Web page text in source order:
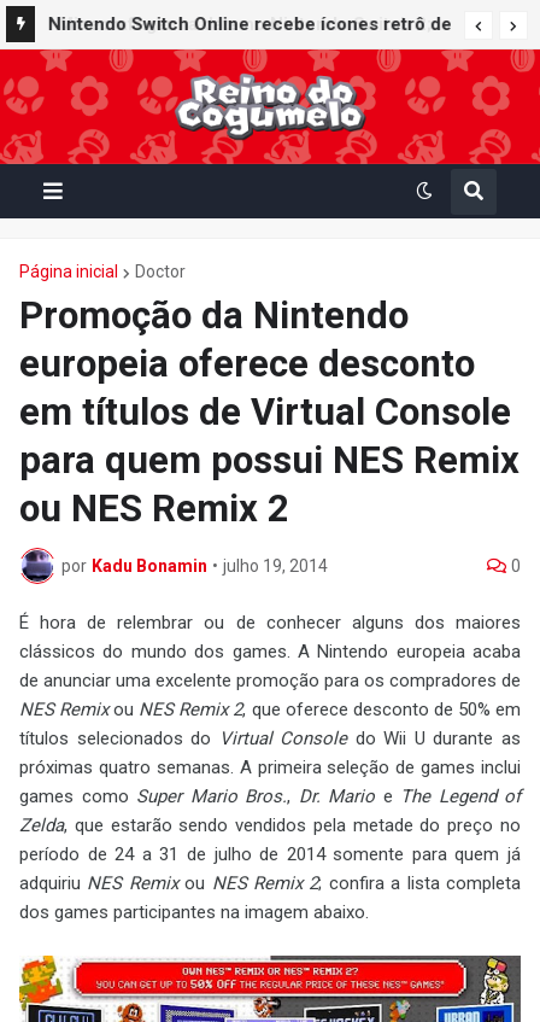
Nintendo Switch Online recebe ícones retrô de
Mario Paint (SNES) e Mario Kart: Super Circuit
(GBA)
Página inicial Doctor
Promoção da Nintendo
europeia oferece desconto
em títulos de Virtual Console
para quem possui NES Remix
ou NES Remix 2
por Kadu Bonamin • julho 19, 2014 0
É hora de relembrar ou de conhecer alguns dos maiores
clássicos do mundo dos games. A Nintendo europeia acaba
de anunciar uma excelente promoção para os compradores de
NES Remixou NES Remix 2, que oferece desconto de 50% em
títulos selecionados do
Virtual Consoledo Wii U durante as
próximas quatro semanas. A primeira seleção de games inclui
games como Super Mario Bros., Dr. Mario e The Legend of
Zelda, que estarão sendo vendidos pela metade do preço no
período de 24 a 31 de julho de 2014 somente para quem já
adquiriu NES Remixou NES Remix 2; confira a lista completa
dos games participantes na imagem abaixo.